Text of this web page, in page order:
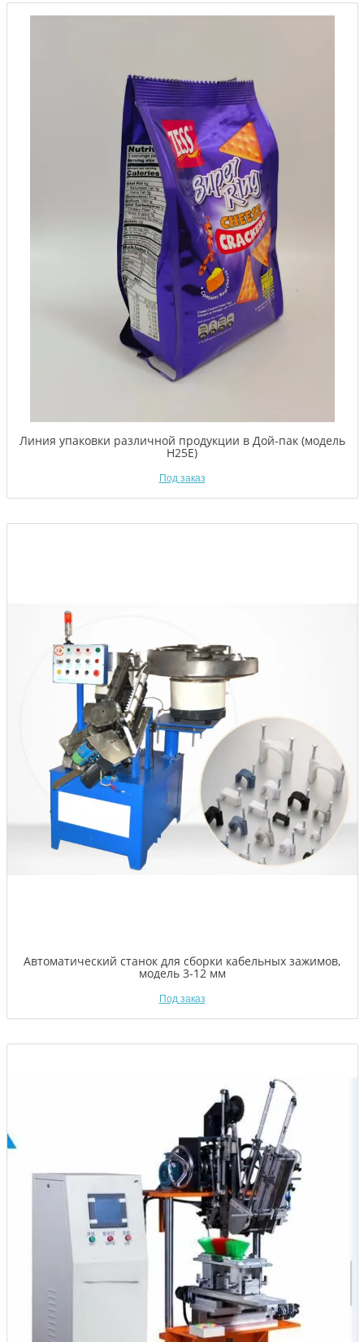
Линия упаковки различной продукции в Дой-пак (модель
H25E)
Под заказ
Автоматический станок для сборки кабельных зажимов,
модель 3-12 мм
Под заказ